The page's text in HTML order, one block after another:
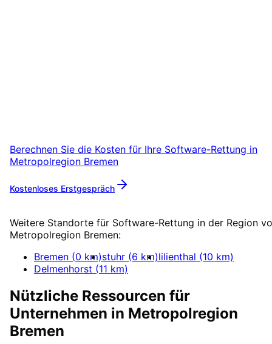
Berechnen Sie die Kosten für Ihre Software-Rettung in
Metropolregion Bremen
Kostenloses Erstgespräch
Weitere Standorte für Software-Rettung in der Region
Metropolregion Bremen:
Bremen (0 km)stuhr (6 km)lilienthal (10 km)
Delmenhorst (11 km)
Nützliche Ressourcen für
Unternehmen in Metropolregion
Bremen